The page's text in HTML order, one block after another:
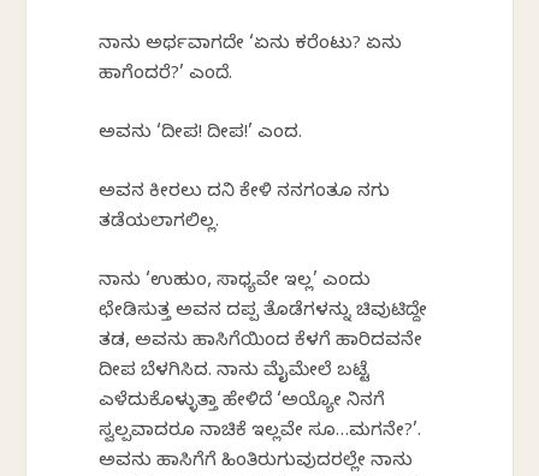
ನಾನು ಅರ್ಥವಾಗದೇ ‘ಏನು ಕರೆಂಟು? ಏನು
ಹಾಗೆಂದರೆ?’ ಎಂದೆ.
ಅವನು ‘ದೀಪ! ದೀಪ!’ ಎಂದ.
ಅವನ ಕೀರಲು ದನಿ ಕೇಳಿ ನನಗಂತೂ ನಗು
ತಡೆಯಲಾಗಲಿಲ್ಲ.
ನಾನು ‘ಉಹುಂ, ಸಾಧ್ಯವೇ ಇಲ್ಲ’ ಎಂದು
ಛೇಡಿಸುತ್ತ ಅವನ ದಪ್ಪ ತೊಡೆಗಳನ್ನು ಚಿವುಟಿದ್ದೇ
ತಡ, ಅವನು ಹಾಸಿಗೆಯಿಂದ ಕೆಳಗೆ ಹಾರಿದವನೇ
ದೀಪ ಬೆಳಗಿಸಿದ. ನಾನು ಮೈಮೇಲೆ ಬಟ್ಟೆ
ಎಳೆದುಕೊಳ್ಳುತ್ತಾ ಹೇಳಿದೆ ‘ಅಯ್ಯೋ ನಿನಗೆ
ಸ್ವಲ್ಪವಾದರೂ ನಾಚಿಕೆ ಇಲ್ಲವೇ ಸೂ…ಮಗನೇ?’.
ಅವನು ಹಾಸಿಗೆಗೆ ಹಿಂತಿರುಗುವುದರಲ್ಲೇ ನಾನು